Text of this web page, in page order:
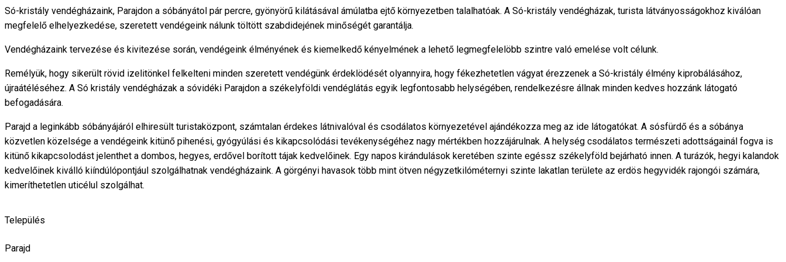
Só-kristály vendégházaink, Parajdon a sóbányátol pár percre, gyönyörű kilátásával ámúlatba ejtő környezetben talalhatóak. A Só-kristály vendégházak, turista látványosságokhoz kiválóan
megfelelő elhelyezkedése, szeretett vendégeink nálunk töltött szabdidejének minőségét garantálja.
Vendégházaink tervezése és kivitezése során, vendégeink élményének és kiemelkedő kényelmének a lehető legmegfelelöbb szintre való emelése volt célunk.
Remélyük, hogy sikerült rövid izelitönkel felkelteni minden szeretett vendégünk érdeklödését olyannyira, hogy fékezhetetlen vágyat érezzenek a Só-kristály élmény kiprobálásához,
újraátéléséhez. A Só kristály vendégházak a sóvidéki Parajdon a székelyföldi vendéglátás egyik legfontosabb helységében, rendelkezésre állnak minden kedves hozzánk látogató
befogadására.
Parajd a leginkább sóbányájáról elhiresült turistaközpont, számtalan érdekes látnivalóval és csodálatos környezetével ajándékozza meg az ide látogatókat. A sósfürdő és a sóbánya
közvetlen közelsége a vendégeink kitünő pihenési, gyógyúlási és kikapcsolódási tevékenységéhez nagy mértékben hozzájárulnak. A helység csodálatos természeti adottságainál fogva is
kitünő kikapcsolodást jelenthet a dombos, hegyes, erdővel borított tájak kedvelőinek. Egy napos kirándulások keretében szinte egéssz székelyföld bejárható innen. A turázók, hegyi kalandok
kedvelőinek kiválló kiíndúlópontjául szolgálhatnak vendégházaink. A görgényi havasok több mint ötven négyzetkilóméternyi szinte lakatlan területe az erdös hegyvidék rajongói számára,
kimeríthetetlen uticélul szolgálhat.
Település
Parajd